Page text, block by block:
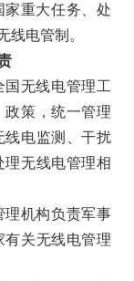
家重大任务、处
线电管制。
国无线电管理工
策，统一管理
线电监测、干扰
无线电管理相
理机构负责军事
有关无线电管理